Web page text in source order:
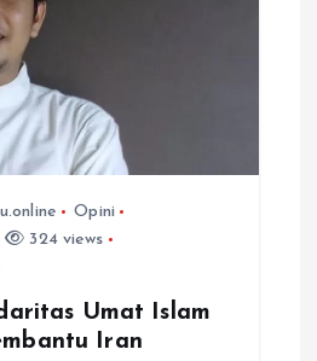
Opini
324 views
Umat Islam
Iran